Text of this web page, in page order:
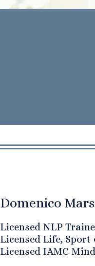
Domenico
Licensed NLP
Licensed Life, Sport
Licensed IAMC